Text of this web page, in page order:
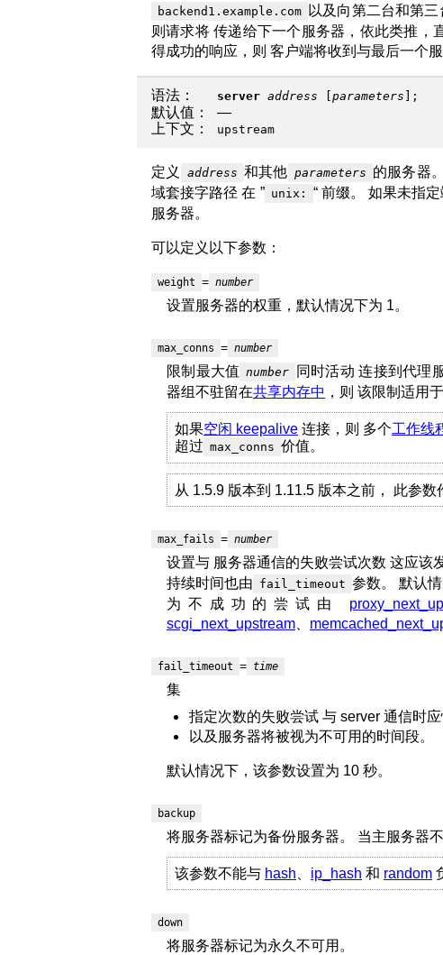
backend1.example.com
以及向第二台和第
则请求将 传递给下一个服务器，依此类推
得成功的响应，则 客户端将收到与最后一个服
语法： server address parameters ];
默认值：
—
上下文：
upstream
定义 address 和其他 parameters 的服务器
域套接字路径 在 ” unix:
“ 前缀。 如果未指
服务器。
可以定义以下参数：
weight = number
设置服务器的权重，默认情况下为 1。
max_conns = number
限制最大值 number
同时活动 连接到代理
器组不驻留在共享内存中 ，则 该限制适用
如果空闲 keepalive 连接，则 多个工作线
超过 max_conns 价值。
从 1.5.9 版本到 1.11.5 版本之前， 此参数
max_fails = number
设置与 服务器通信的失败尝试次数 这应该
持续时间也由 fail_timeout 参数。 默认
为不成功的尝试由
scgi_next_upstream
fail_timeout = time
集
指定次数的失败尝试 与 server 通信时
以及服务器将被视为不可用的时间段。
默认情况下，该参数设置为 10 秒。
backup
将服务器标记为备份服务器。 当主服务器
该参数不能与 hash ip_hash 和 random
down
将服务器标记为永久不可用。